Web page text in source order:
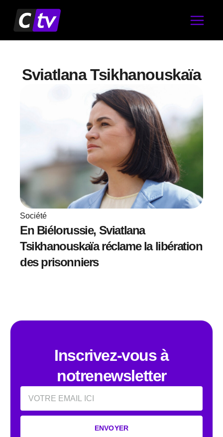
contenu
Sviatlana Tsikhanouskaïa
Société
En Biélorussie, Sviatlana
Tsikhanouskaïa réclame la libération
des prisonniers
Inscrivez-vous à
notrenewsletter
Email
ENVOYER